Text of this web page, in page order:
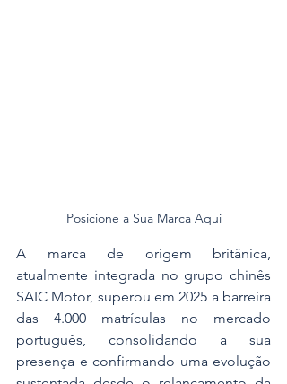
Posicione a Sua Marca Aqui
A marca de origem britânica,
atualmente integrada no grupo chinês
SAIC Motor, superou em 2025 a barreira
das 4.000 matrículas no mercado
português, consolidando a sua
presença e confirmando uma evolução